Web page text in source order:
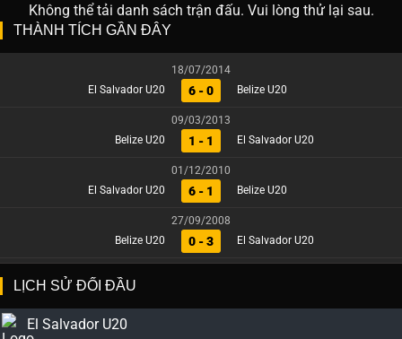
Không thể tải danh sách trận đấu. Vui lòng thử lại sau.
THÀNH TÍCH GẦN ĐÂY
18/07/2014
El Salvador U20
6 - 0 Belize U20
09/03/2013
Belize U20
1 - 1 El Salvador U20
01/12/2010
El Salvador U20
6 - 1 Belize U20
27/09/2008
Belize U20
0 - 3 El Salvador U20
LỊCH SỬ ĐỐI ĐẦU
El Salvador U20